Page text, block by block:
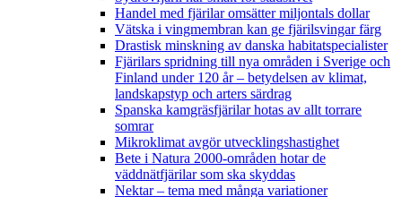
Handel med fjärilar omsätter miljontals dollar
Vätska i vingmembran kan ge fjärilsvingar färg
Drastisk minskning av danska habitatspecialister
Fjärilars spridning till nya områden i Sverige och
Finland under 120 år– betydelsen av klimat,
landskapstyp och arters särdrag
Spanska kamgräsfjärilar hotas av allt torrare
somrar
Mikroklimat avgör utvecklingshastighet
Bete i Natura 2000-områden hotar de
väddnätfjärilar som ska skyddas
Nektar – tema med många variationer